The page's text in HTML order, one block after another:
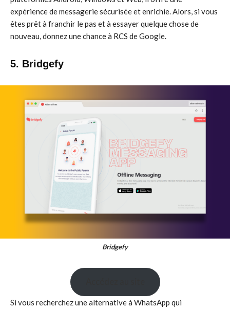
expérience de messagerie sécurisée et enrichie. Alors, si vous
êtes prêt à franchir le pas et à essayer quelque chose de
nouveau, donnez une chance à RCS de Google.
5. Bridgefy
Bridgefy
Si vous recherchez une alternative à WhatsApp qui